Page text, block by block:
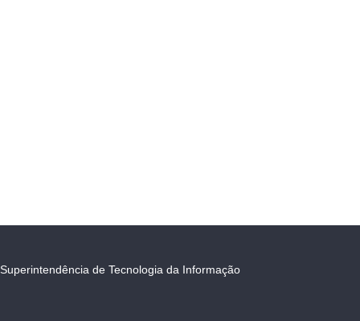
Superintendência de Tecnologia da Informação